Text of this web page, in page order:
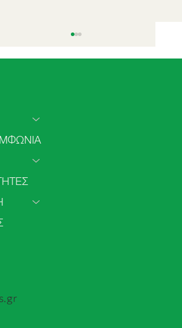
παρά από άνθρακα